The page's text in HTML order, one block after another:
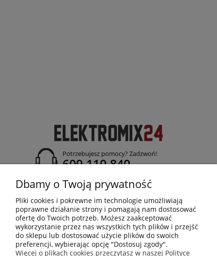
Potrzebujesz pomocy? Zadzwoń!
609 110 840
adres:
ul. Jasielska 26; 38-120 Czudec
ELEKTROMIX24
Dbamy o Twoją prywatność
Pliki cookies i pokrewne im technologie umożliwiają
poprawne działanie strony i pomagają nam dostosować
ofertę do Twoich potrzeb. Możesz zaakceptować
wykorzystanie przez nas wszystkich tych plików i przejść
do sklepu lub dostosować użycie plików do swoich
preferencji, wybierając opcję "Dostosuj zgody".
Więcej o plikach cookies przeczytasz w naszej Polityce